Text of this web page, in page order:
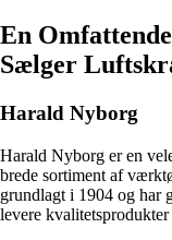
En
Sælger
Harald Nyborg
Harald Nyborg er en
brede sortiment af
grundlagt i 1904 og har
levere